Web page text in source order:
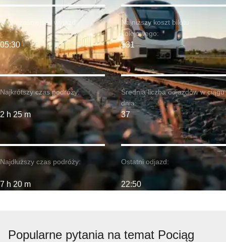
Najkrótszy czas podróży:
2 h 25 m
Najwcześniejszy wyjazd:
05:30
Najdłuższy czas podróży:
7 h 20 m
Najniższy koszt biletu
kolejowego:
$31
Średnia liczba odjazdów w ciągu
dnia:
37
Ostatni odjazd:
22:50
Popularne pytania na temat Pociąg